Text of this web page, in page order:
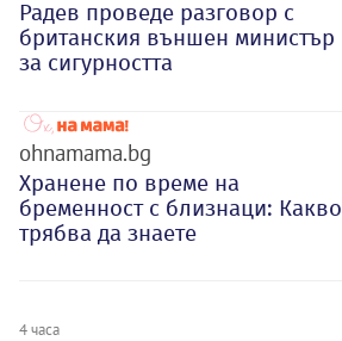
Радев проведе разговор с
британския външен министър
за сигурността
ohnamama.bg
Хранене по време на
бременност с близнаци: Какво
трябва да знаете
4 часа